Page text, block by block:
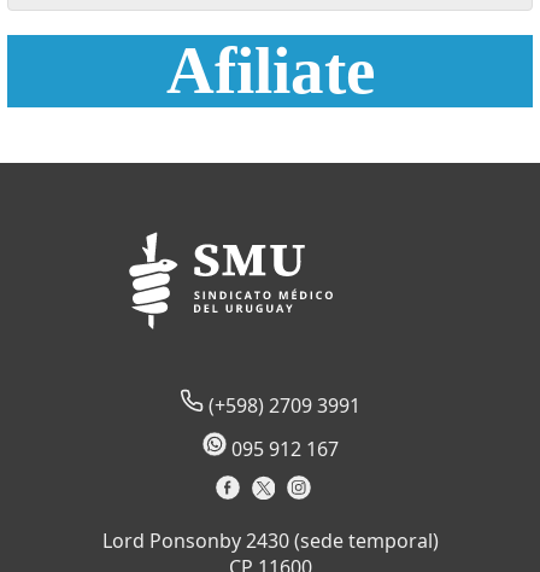
Afiliate
(+598) 2709 3991
095 912 167
Lord Ponsonby 2430 (sede temporal)